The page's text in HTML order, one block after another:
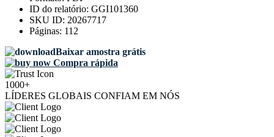
ID do relatório: GGI101360
SKU ID: 20267717
Páginas: 112
Baixar amostra grátis
Compra rápida
1000+
LÍDERES GLOBAIS CONFIAM EM NÓS